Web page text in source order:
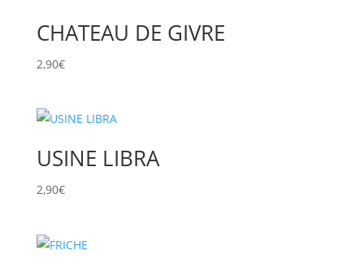
CHATEAU DE GIVRE
2,90€
USINE LIBRA
2,90€